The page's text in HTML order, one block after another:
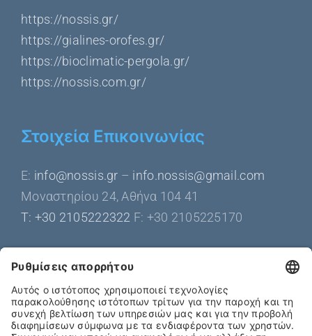
https://nossis.gr/
https://gialines-orofes.gr/
https://bioclimatic-pergola.gr/
https://nossis.com.gr/
Στοιχεία Επικοινωνίας
Ε: info@nossis.gr – info.nossis@gmail.com
Μοναστηρίου 24, Αθήνα 104 41
Τ: +30 2105222322 F: +30 2105225170
Get Social